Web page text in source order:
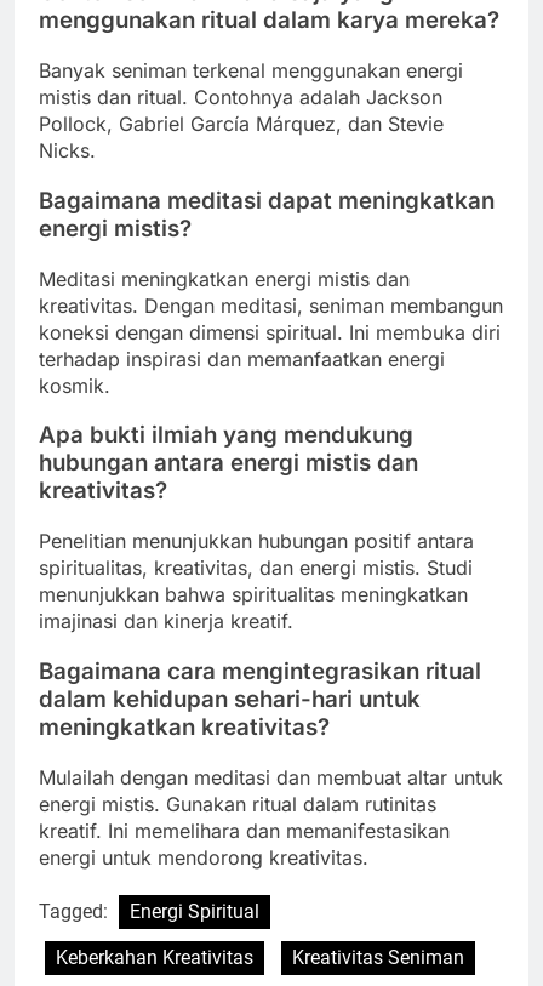
menggunakan ritual dalam karya mereka?
Banyak seniman terkenal menggunakan energi
mistis dan ritual. Contohnya adalah Jackson
Pollock, Gabriel García Márquez, dan Stevie
Nicks.
Bagaimana meditasi dapat meningkatkan
energi mistis?
Meditasi meningkatkan energi mistis dan
kreativitas. Dengan meditasi, seniman membangun
koneksi dengan dimensi spiritual. Ini membuka diri
terhadap inspirasi dan memanfaatkan energi
kosmik.
Apa bukti ilmiah yang mendukung
hubungan antara energi mistis dan
kreativitas?
Penelitian menunjukkan hubungan positif antara
spiritualitas, kreativitas, dan energi mistis. Studi
menunjukkan bahwa spiritualitas meningkatkan
imajinasi dan kinerja kreatif.
Bagaimana cara mengintegrasikan ritual
dalam kehidupan sehari-hari untuk
meningkatkan kreativitas?
Mulailah dengan meditasi dan membuat altar untuk
energi mistis. Gunakan ritual dalam rutinitas
kreatif. Ini memelihara dan memanifestasikan
energi untuk mendorong kreativitas.
Tagged:
Energi Spiritual
Keberkahan Kreativitas
Kreativitas Seniman